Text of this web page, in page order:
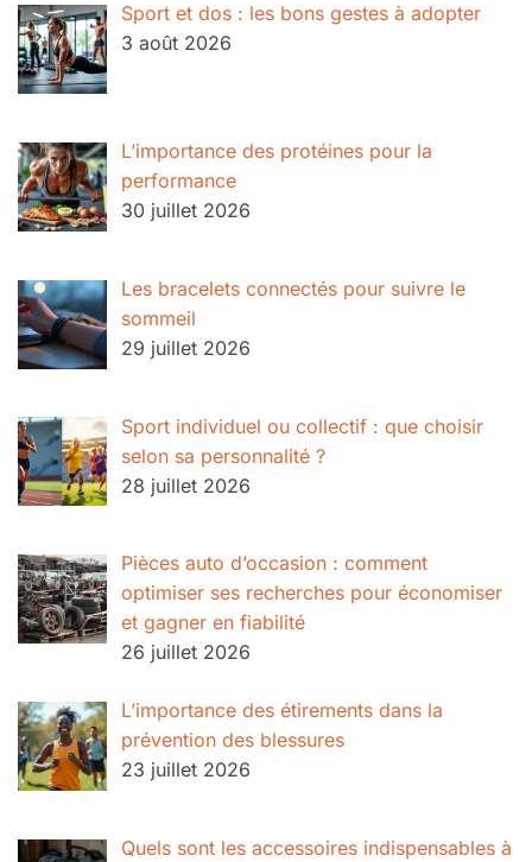
Sport et dos : les bons gestes à adopter
3 août 2026
L’importance des protéines pour la
performance
30 juillet 2026
Les bracelets connectés pour suivre le
sommeil
29 juillet 2026
Sport individuel ou collectif : que choisir
selon sa personnalité ?
28 juillet 2026
Pièces auto d’occasion : comment
optimiser ses recherches pour économiser
et gagner en fiabilité
26 juillet 2026
L’importance des étirements dans la
prévention des blessures
23 juillet 2026
Quels sont les accessoires indispensables à